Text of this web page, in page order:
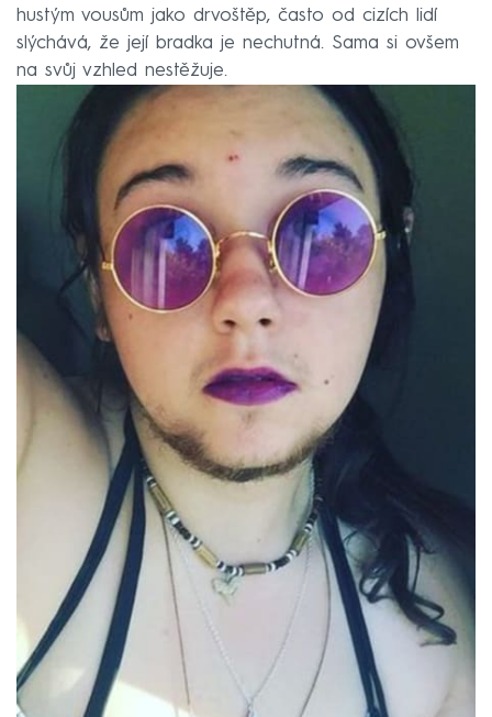
hustým vousům jako drvoštěp, často od cizích lidí
slýchává, že její bradka je nechutná. Sama si ovšem
na svůj vzhled nestěžuje.